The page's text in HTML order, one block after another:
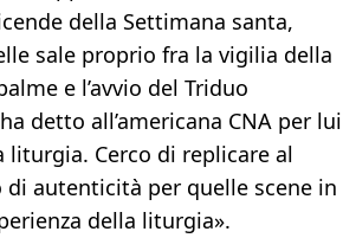
della Settimana santa,
sale proprio fra la vigilia della
e l’avvio del Triduo
detto all’americana CNA per lui
liturgia. Cerco di replicare al
autenticità per quelle scene in
della liturgia».